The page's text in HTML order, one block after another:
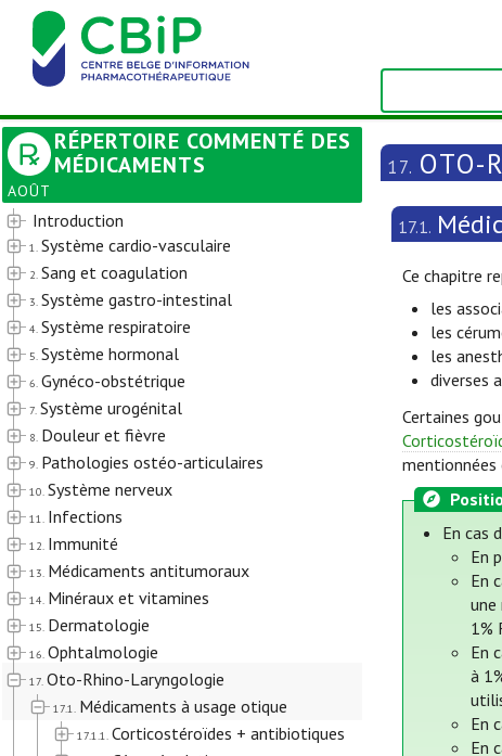
RÉPERTOIRE COMMENTÉ DES
MÉDICAMENTS
AOÛT
Introduction
1. Système cardio-vasculaire
2. Sang et coagulation
3. Système gastro-intestinal
4. Système respiratoire
5. Système hormonal
6. Gynéco-obstétrique
7. Système urogénital
8. Douleur et fièvre
9. Pathologies ostéo-articulaires
10. Système nerveux
11. Infections
12. Immunité
13. Médicaments antitumoraux
14. Minéraux et vitamines
15. Dermatologie
16. Ophtalmologie
17. Oto-Rhino-Laryngologie
17.1. Médicaments à usage otique
17.1.1. Corticostéroïdes + antibiotiques
17. OTO-
17.1.
Ce chapitre
les
les
les
diverses
Certaines
mentionnées
En cas
En
En
une
1%
En
à
En
En